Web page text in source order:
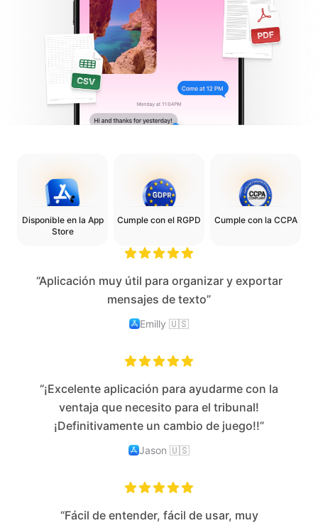
Disponible en la App
Store
Cumple con el RGPD Cumple con la CCPA
“Aplicación muy útil para organizar y exportar
mensajes de texto”
Emilly 🇺🇸
“¡Excelente aplicación para ayudarme con la
ventaja que necesito para el tribunal!
¡Definitivamente un cambio de juego!!”
Jason 🇺🇸
“Fácil de entender, fácil de usar, muy